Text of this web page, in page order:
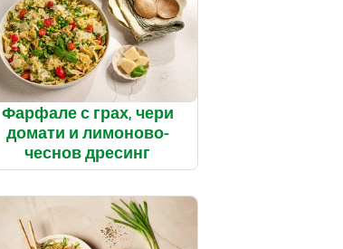
Фарфале с грах, чери
домати и лимоново-
чеснов дресинг